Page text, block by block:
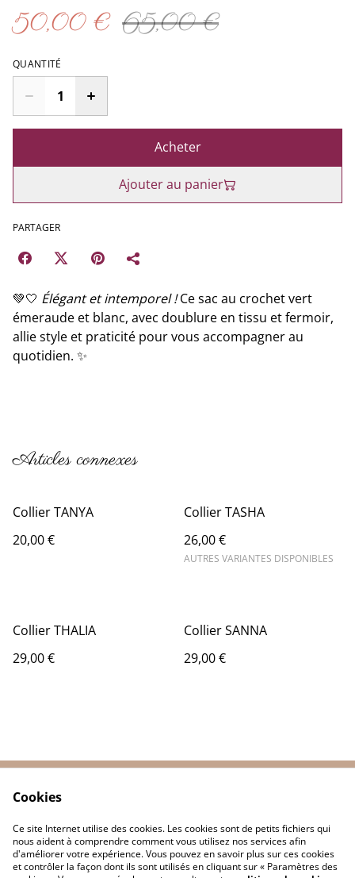
50,00 € 65,00 €
QUANTITÉ
Acheter
Ajouter au panier
PARTAGER
💚🤍 Élégant et intemporel !Ce sac au crochet vert
émeraude et blanc, avec doublure en tissu et fermoir,
allie style et praticité pour vous accompagner au
quotidien. ✨
Articles connexes
Collier TANYA
20,00 €
Collier TASHA
26,00 €
AUTRES VARIANTES DISPONIBLES
Collier THALIA
29,00 €
Collier SANNA
29,00 €
Politique de
confidentialité
Politique de cookies
Cookies
Ce site Internet utilise des cookies. Les cookies sont de petits fichiers qui
nous aident à comprendre comment vous utilisez nos services afin
d'améliorer votre expérience. Vous pouvez en savoir plus sur ces cookies
et contrôler la façon dont ils sont utilisés en cliquant sur « Paramètres des